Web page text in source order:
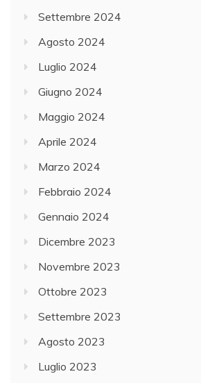
Settembre 2024
Agosto 2024
Luglio 2024
Giugno 2024
Maggio 2024
Aprile 2024
Marzo 2024
Febbraio 2024
Gennaio 2024
Dicembre 2023
Novembre 2023
Ottobre 2023
Settembre 2023
Agosto 2023
Luglio 2023